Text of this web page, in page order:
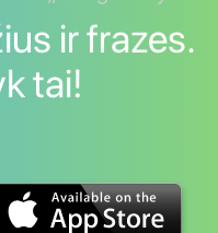
ir frazes.
tai!